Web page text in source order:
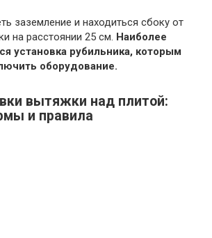
заземление и находиться сбоку от
на расстоянии 25 см. Наиболее
установка рубильника, которым
оборудование.
вытяжки над плитой:
и правила